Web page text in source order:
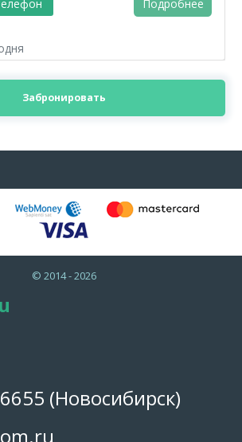
Подробнее
Забронировать
© 2014 - 2026
(Новосибирск)